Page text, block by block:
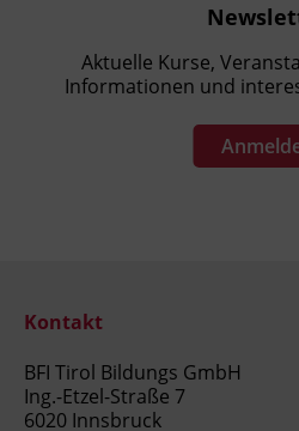
Aktuelle Kurse,
Informationen und
Kontakt
BFI Tirol Bildungs GmbH
Ing.-Etzel-Straße 7
6020 Innsbruck